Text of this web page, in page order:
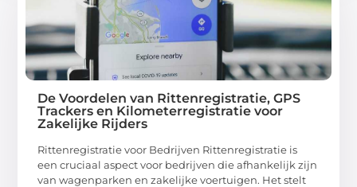
De Voordelen van Rittenregistratie, GPS
Trackers en Kilometerregistratie voor
Zakelijke Rijders
Rittenregistratie voor Bedrijven Rittenregistratie is
een cruciaal aspect voor bedrijven die afhankelijk zijn
van wagenparken en zakelijke voertuigen. Het stelt